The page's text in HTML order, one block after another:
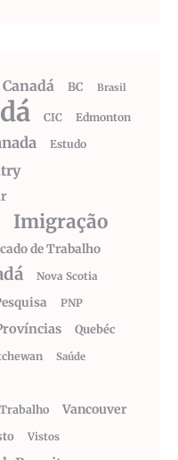
BC Brasil
CIC
Edmonton
Estudo
Imigração
de Trabalho
Nova Scotia
PNP
Quebéc
Saúde
Trabalho Vancouver
Vistos